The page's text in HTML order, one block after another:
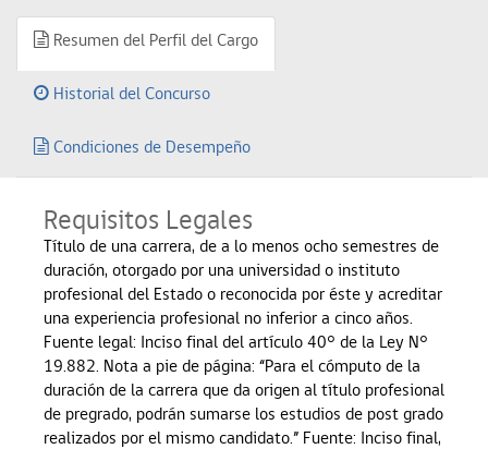
Resumen del Perfil del Cargo
Historial del Concurso
Condiciones de Desempeño
Requisitos Legales
Título de una carrera, de a lo menos ocho semestres de
duración, otorgado por una universidad o instituto
profesional del Estado o reconocida por éste y acreditar
una experiencia profesional no inferior a cinco años.
Fuente legal: Inciso final del artículo 40° de la Ley N°
19.882. Nota a pie de página: “Para el cómputo de la
duración de la carrera que da origen al título profesional
de pregrado, podrán sumarse los estudios de post grado
realizados por el mismo candidato.” Fuente: Inciso final,